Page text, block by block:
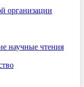
организации
научные чтения